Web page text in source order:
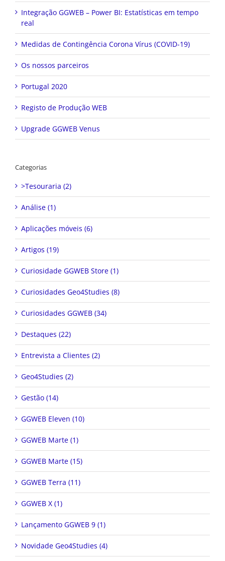
Integração GGWEB – Power BI: Estatísticas em tempo
real
Medidas de Contingência Corona Vírus (COVID-19)
Os nossos parceiros
Portugal 2020
Registo de Produção WEB
Upgrade GGWEB Venus
Categorias
>Tesouraria (2)
Análise (1)
Aplicações móveis (6)
Artigos (19)
Curiosidade GGWEB Store (1)
Curiosidades Geo4Studies (8)
Curiosidades GGWEB (34)
Destaques (22)
Entrevista a Clientes (2)
Geo4Studies (2)
Gestão (14)
GGWEB Eleven (10)
GGWEB Marte (1)
GGWEB Marte (15)
GGWEB Terra (11)
GGWEB X (1)
Lançamento GGWEB 9 (1)
Novidade Geo4Studies (4)